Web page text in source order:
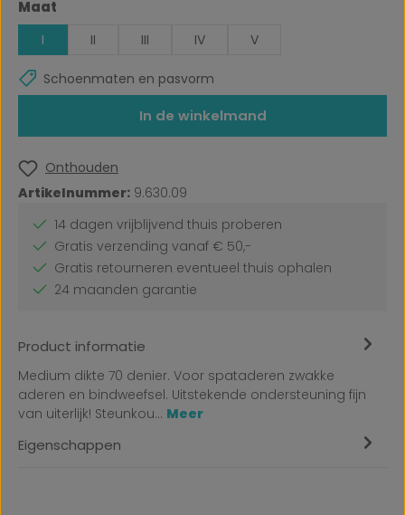
Selecteer
Maat
I II III IV V
Schoenmaten en pasvorm
In de winkelmand
Onthouden
Artikelnummer: 9.630.09
14 dagen vrijblijvend thuis proberen
Gratis verzending vanaf € 50,-
Gratis retourneren eventueel thuis ophalen
24 maanden garantie
Product informatie
Medium dikte 70 denier. Voor spataderen zwakke
aderen en bindweefsel. Uitstekende ondersteuning fijn
van uiterlijk! Steunkou… Meer
Eigenschappen